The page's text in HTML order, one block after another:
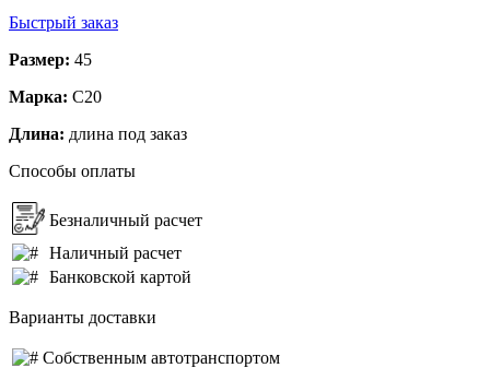
Быстрый заказ
Размер: 45
Марка: С20
Длина: длина под заказ
Способы оплаты
Безналичный расчет
Наличный расчет
Банковской картой
Варианты доставки
Собственным автотранспортом